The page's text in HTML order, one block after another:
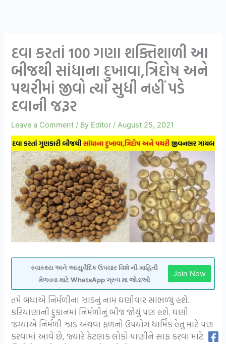
દવા કરતાં 100 ગણા શક્તિશાળી આ
બીજથી સાંધાના દુખાવા,ત્રિદોષ અને
પથરીમાં જીવો ત્યાં સુધી નહીં પડે
દવાની જરૂર
Leave a Comment / By Editor /August 25, 2021
સ્વાસ્થ્ય અને આયુર્વેદિક ઉપચાર વિશે ની માહિતી
મેળવવા માટે WhatsApp ગ્રુપ મા જોડાઓ
Join Now
તમે બધાએ નિર્મળીના ઝાડનું નામ ઘણીવાર સાંભળ્યું હશે.
કરિયાણાની દુકાનમાં નિર્મળીનું બીજ જોયું પણ હશે. ઘણી
જગ્યાએ નિર્મળી ઝાડ અથવા ફળનો ઉપયોગ ધાર્મિક હેતુ માટે પણ
કરવામાં આવે છે, જ્યારે કેટલાક લોકો પાણીને સાફ કરવા માટે